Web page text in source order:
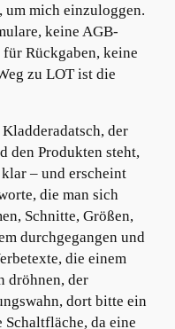
um mich einzuloggen.
keine AGB-
Rückgaben, keine
zu LOT ist die
der
den Produkten steht,
– und erscheint
die man sich
Schnitte, Größen,
durchgegangen und
die einem
dröhnen, der
dort bitte ein
Schaltfläche, da eine